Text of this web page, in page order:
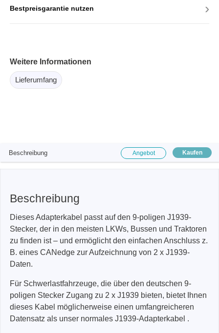
Bestpreisgarantie nutzen ›
Weitere Informationen
Lieferumfang
Beschreibung Angebot Kaufen
Beschreibung
Dieses Adapterkabel passt auf den 9-poligen J1939-
Stecker, der in den meisten LKWs, Bussen und Traktoren
zu finden ist – und ermöglicht den einfachen Anschluss z.
B. eines CANedge zur Aufzeichnung von 2 x J1939-
Daten.
Für Schwerlastfahrzeuge, die über den deutschen 9-
poligen Stecker Zugang zu 2 x J1939 bieten, bietet Ihnen
dieses Kabel möglicherweise einen umfangreicheren
Datensatz als unser normales J1939-Adapterkabel .